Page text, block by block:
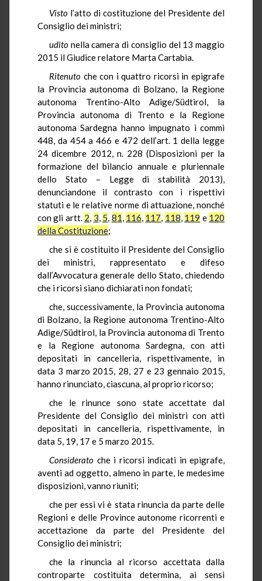
Visto l’atto di costituzione del Presidente del
Consiglio dei ministri;
udito nella camera di consiglio del 13 maggio
2015 il Giudice relatore Marta Cartabia.
Ritenuto che con i quattro ricorsi in epigrafe
la Provincia autonoma di Bolzano, la Regione
autonoma Trentino-Alto Adige/Südtirol, la
Provincia autonoma di Trento e la Regione
autonoma Sardegna hanno impugnato i commi
448, da 454 a 466 e 472 dell’art. 1 della legge
24 dicembre 2012, n. 228 (Disposizioni per la
formazione del bilancio annuale e pluriennale
dello Stato – Legge di stabilità 2013),
denunciandone il contrasto con i rispettivi
statuti e le relative norme di attuazione, nonché
con gli artt. 2, 3, 5, 81, 116, 117, 118, 119 e 120
della Costituzione;
che si è costituito il Presidente del Consiglio
dei ministri, rappresentato e difeso
dall’Avvocatura generale dello Stato, chiedendo
che i ricorsi siano dichiarati non fondati;
che, successivamente, la Provincia autonoma
di Bolzano, la Regione autonoma Trentino-Alto
Adige/Südtirol, la Provincia autonoma di Trento
e la Regione autonoma Sardegna, con atti
depositati in cancelleria, rispettivamente, in
data 3 marzo 2015, 28, 27 e 23 gennaio 2015,
hanno rinunciato, ciascuna, al proprio ricorso;
che le rinunce sono state accettate dal
Presidente del Consiglio dei ministri con atti
depositati in cancelleria, rispettivamente, in
data 5, 19, 17 e 5 marzo 2015.
Considerato che i ricorsi indicati in epigrafe,
aventi ad oggetto, almeno in parte, le medesime
disposizioni, vanno riuniti;
che per essi vi è stata rinuncia da parte delle
Regioni e delle Province autonome ricorrenti e
accettazione da parte del Presidente del
Consiglio dei ministri;
che la rinuncia al ricorso accettata dalla
controparte costituita determina, ai sensi